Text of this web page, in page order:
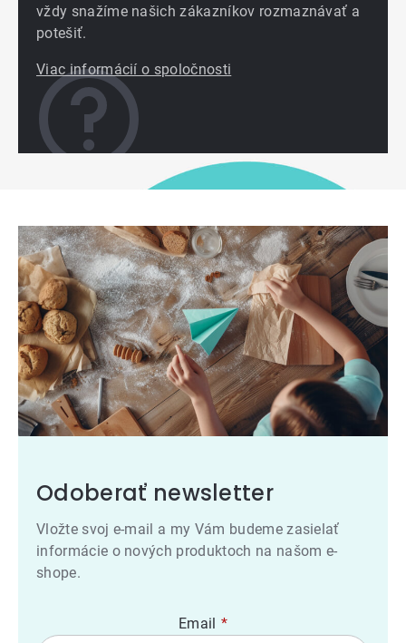
vždy snažíme našich zákazníkov rozmaznávať a
potešiť.
Viac informácií o spoločnosti
Odoberať newsletter
Vložte svoj e-mail a my Vám budeme zasielať
informácie o nových produktoch na našom e-
shope.
Email